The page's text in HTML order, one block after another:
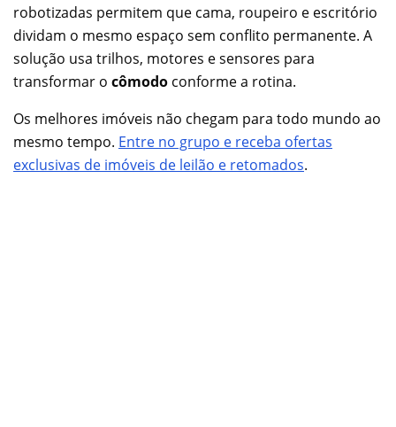
robotizadas permitem que cama, roupeiro e escritório
dividam o mesmo espaço sem conflito permanente. A
solução usa trilhos, motores e sensores para
transformar o cômodo conforme a rotina.
Os melhores imóveis não chegam para todo mundo ao
mesmo tempo. Entre no grupo e receba ofertas
exclusivas de imóveis de leilão e retomados.